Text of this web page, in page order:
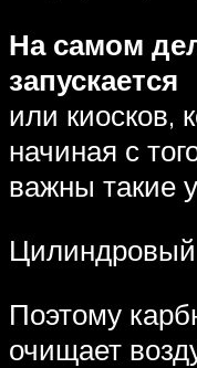
На самом
запускается
или киосков,
начиная с
важны такие
Поэтому
очищает